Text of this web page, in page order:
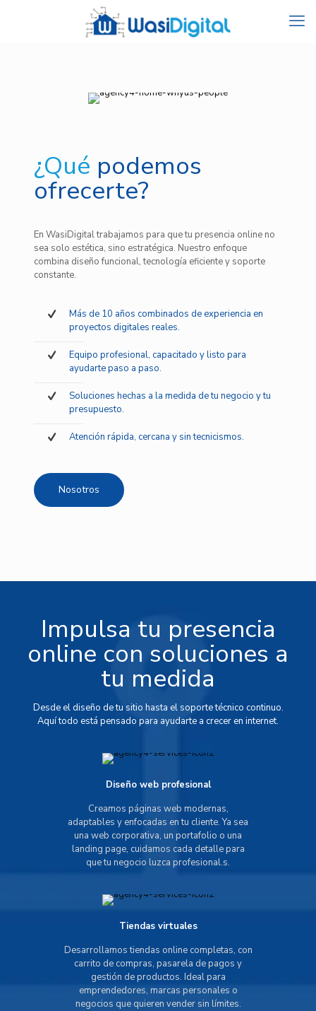
¿Qué podemos
ofrecerte?
En WasiDigital trabajamos para que tu presencia online no
sea solo estética, sino estratégica. Nuestro enfoque
combina diseño funcional, tecnología eficiente y soporte
constante.
Más de 10 años combinados de experiencia en
proyectos digitales reales.
Equipo profesional, capacitado y listo para
ayudarte paso a paso.
Soluciones hechas a la medida de tu negocio y tu
presupuesto.
Atención rápida, cercana y sin tecnicismos.
Nosotros
Impulsa tu presencia
online con soluciones a
tu medida
Desde el diseño de tu sitio hasta el soporte técnico continuo.
Aquí todo está pensado para ayudarte a crecer en internet.
Diseño web profesional
Creamos páginas web modernas,
adaptables y enfocadas en tu cliente. Ya sea
una web corporativa, un portafolio o una
landing page, cuidamos cada detalle para
que tu negocio luzca profesional.s.
Tiendas virtuales
Desarrollamos tiendas online completas, con
carrito de compras, pasarela de pagos y
gestión de productos. Ideal para
emprendedores, marcas personales o
negocios que quieren vender sin límites.